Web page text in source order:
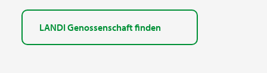
LANDI Genossenschaft finden